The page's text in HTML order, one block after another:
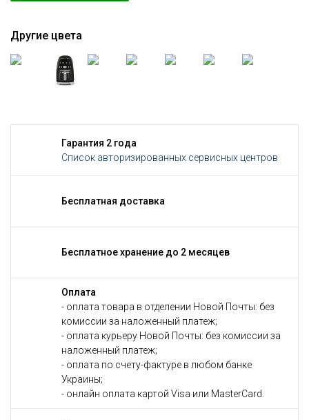
Другие цвета
Гарантия 2 года
Список авторизированных сервисных центров
Бесплатная доставка
Бесплатное хранение до 2 месяцев
Оплата
- оплата товара в отделении Новой Почты: без
комиссии за наложенный платеж;
- оплата курьеру Новой Почты: без комиссии за
наложенный платеж;
- оплата по счету-фактуре в любом банке
Украины;
- онлайн оплата картой Visa или MasterCard.